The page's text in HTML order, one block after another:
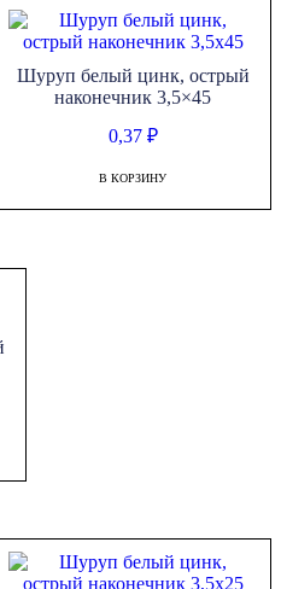
Шуруп белый цинк, острый
наконечник 3,5×45
0,37 ₽
В КОРЗИНУ